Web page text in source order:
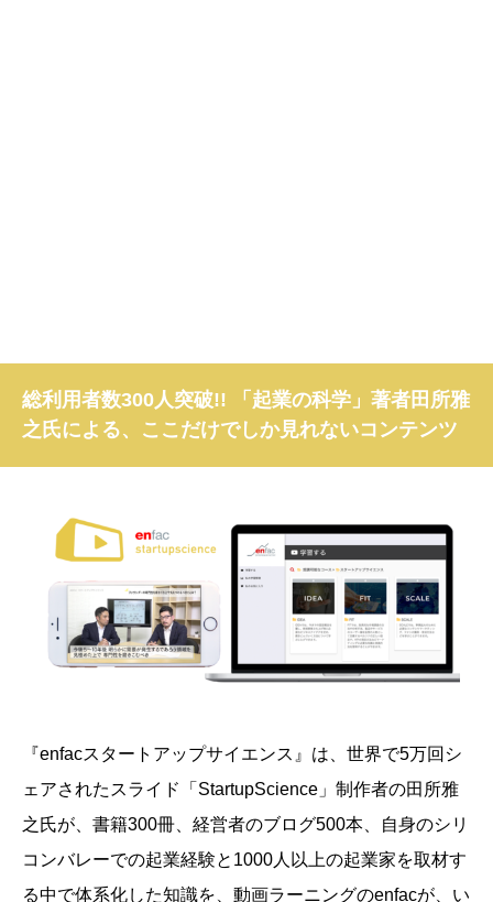
総利用者数300人突破!! 「起業の科学」著者田所雅
之氏による、ここだけでしか見れないコンテンツ
『enfacスタートアップサイエンス』は、 世界で5万回シ
ェアされたスライド「StartupScience」制作者の田所雅
之氏が、書籍300冊、経営者のブログ500本、自身のシリ
コンバレーでの起業経験と1000人以上の起業家を取材す
る中で体系化した知識を、動画ラーニングのenfacが、い